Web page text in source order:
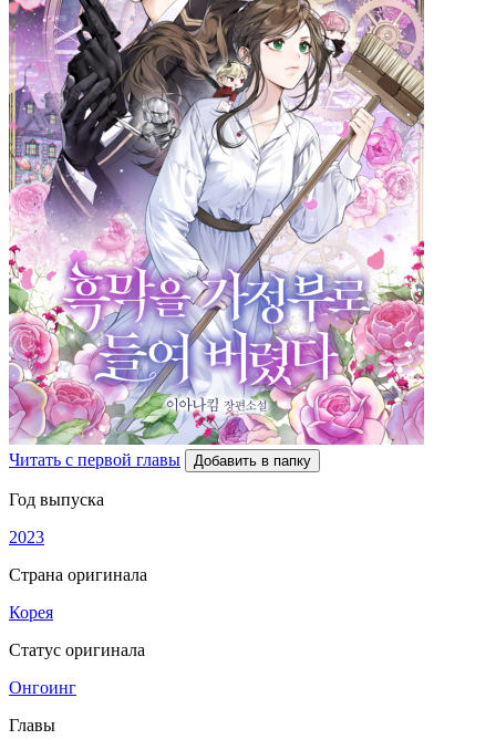
Читать с первой главы Добавить в папку
Год выпуска
2023
Страна оригинала
Корея
Статус оригинала
Онгоинг
Главы